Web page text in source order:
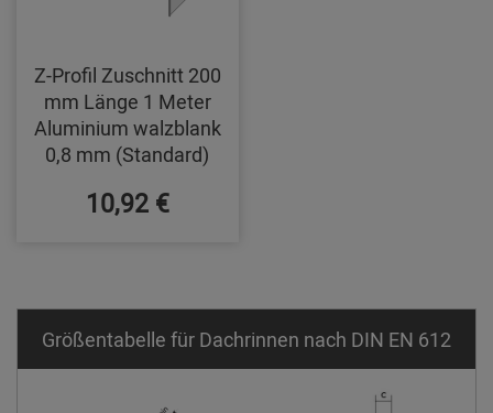
Z-Profil Zuschnitt 200
mm Länge 1 Meter
Aluminium walzblank
0,8 mm (Standard)
10,92 €
Größentabelle für Dachrinnen nach DIN EN 612